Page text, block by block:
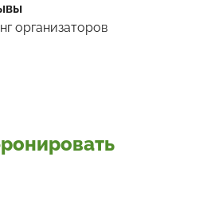
организаторов